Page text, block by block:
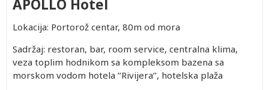
APOLLO Hotel
Lokacija: Portorož centar, 80m od mora
Sadržaj: restoran, bar, room service, centralna klima,
veza toplim hodnikom sa kompleksom bazena sa
morskom vodom hotela ’’Rivijera’’, hotelska plaža